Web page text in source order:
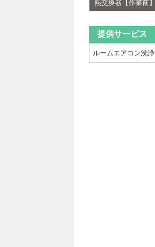
熱交換器【作業前】
提供サービス
ルームエアコン洗浄